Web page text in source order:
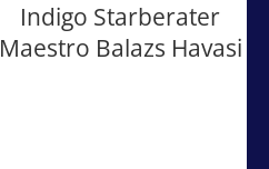
Indigo Starberater
Maestro Balazs Havasi